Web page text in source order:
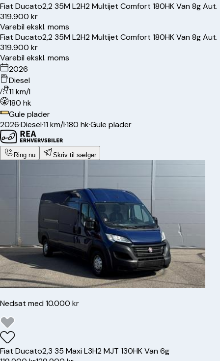
Fiat Ducato2,2 35M L2H2 Multijet Comfort 180HK Van 8g Aut.
319.900 kr
Varebil ekskl. moms
Fiat Ducato2,2 35M L2H2 Multijet Comfort 180HK Van 8g Aut.
319.900 kr
Varebil ekskl. moms
2026
Diesel
11 km/l
180 hk
Gule plader
2026·Diesel·11 km/l·180 hk·Gule plader
Ring nu Skriv til sælger
Nedsat med 10.000 kr
Fiat Ducato2,3 35 Maxi L3H2 MJT 130HK Van 6g